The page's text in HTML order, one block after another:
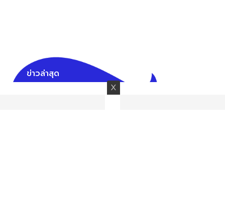
ข่าวล่าสุด